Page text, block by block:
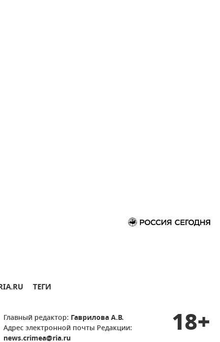
ТЕГИ
Главный редактор: Гаврилова А.В.
Адрес электронной почты Редакции:
news.crimea@ria.ru
18+